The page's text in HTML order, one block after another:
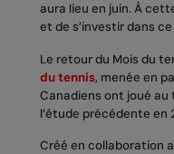
aura lieu en juin. À
et de s’investir dans
Le retour du Mois du
du tennis, menée en
Canadiens ont joué au
l’étude précédente en
Créé en collaboration